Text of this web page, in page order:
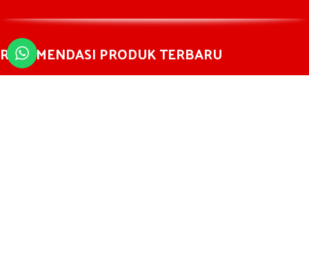
REKOMENDASI PRODUK TERBARU